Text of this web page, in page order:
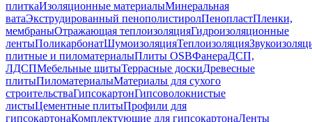
плиткаИзоляционные материалыМинеральная
ватаЭкструдированный пенополистиролПенопластПленки,
мембраныОтражающая теплоизоляцияГидроизоляционные
лентыПоликарбонатШумоизоляцияТеплоизоляция
плитные и пиломатериалыПлиты OSBФанераДСП,
ЛДСПМебельные щитыТеррасные доскиДревесные
плитыПиломатериалыМатериалы для сухого
строительстваГипсокартонГипсоволокнистые
листыЦементные плитыПрофили для
гипсокартонаКомплектующие для гипсокартонаЛенты